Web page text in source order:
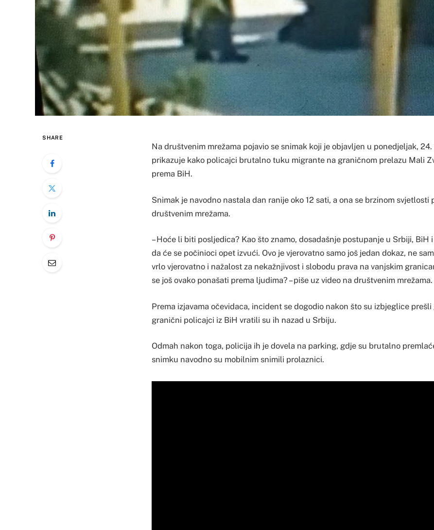
SHARE
Na društvenim mrežama pojavio se snimak koji je objavljen u ponedjeljak,
prikazuje kako policajci brutalno tuku migrante na graničnom prelazu Mali
prema BiH.
Snimak je navodno nastala dan ranije oko 12 sati, a ona se brzinom svjetlosti
društvenim mrežama.
– Hoće li biti posljedica? Kao što znamo, dosadašnje postupanje u Srbiji, BiH
da će se počinioci opet izvući. Ovo je vjerovatno samo još jedan dokaz, ne
vrlo vjerovatno i nažalost za nekažnjivost i slobodu prava na vanjskim
se još ovako ponašati prema ljudima? – piše uz video na društvenim mrežama.
Prema izjavama očevidaca, incident se dogodio nakon što su izbjeglice
granični policajci iz BiH vratili su ih nazad u Srbiju.
Odmah nakon toga, policija ih je dovela na parking, gdje su brutalno
snimku navodno su mobilnim snimili prolaznici.